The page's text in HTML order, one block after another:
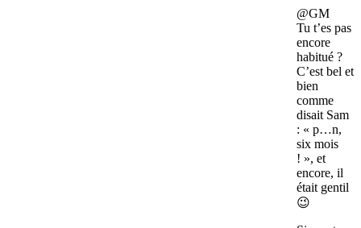
@GM
Tu t’es pas
encore
habitué ?
C’est bel et
bien
comme
disait Sam
: « p…n,
six mois
! », et
encore, il
était gentil
😉